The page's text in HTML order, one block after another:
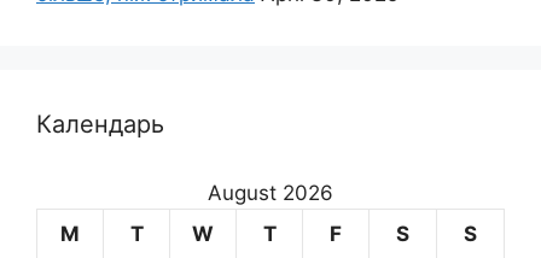
Календарь
August 2026
M
T W T F S S